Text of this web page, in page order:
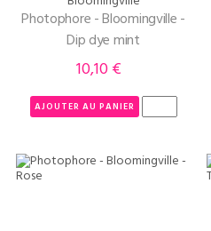
Photophore - Bloomingville -
Dip dye mint
Prix
10,10 €
AJOUTER AU PANIER